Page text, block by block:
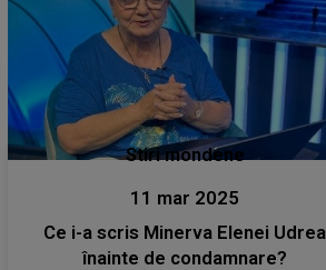
Stiri mondene
11 mar 2025
Ce i-a scris Minerva Elenei Udrea
înainte de condamnare?